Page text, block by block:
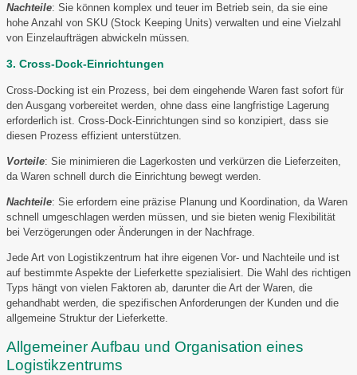
Nachteile: Sie können komplex und teuer im Betrieb sein, da sie eine
hohe Anzahl von SKU (Stock Keeping Units) verwalten und eine Vielzahl
von Einzelaufträgen abwickeln müssen.
3. Cross-Dock-Einrichtungen
Cross-Docking ist ein Prozess, bei dem eingehende Waren fast sofort für
den Ausgang vorbereitet werden, ohne dass eine langfristige Lagerung
erforderlich ist. Cross-Dock-Einrichtungen sind so konzipiert, dass sie
diesen Prozess effizient unterstützen.
Vorteile: Sie minimieren die Lagerkosten und verkürzen die Lieferzeiten,
da Waren schnell durch die Einrichtung bewegt werden.
Nachteile: Sie erfordern eine präzise Planung und Koordination, da Waren
schnell umgeschlagen werden müssen, und sie bieten wenig Flexibilität
bei Verzögerungen oder Änderungen in der Nachfrage.
Jede Art von Logistikzentrum hat ihre eigenen Vor- und Nachteile und ist
auf bestimmte Aspekte der Lieferkette spezialisiert. Die Wahl des richtigen
Typs hängt von vielen Faktoren ab, darunter die Art der Waren, die
gehandhabt werden, die spezifischen Anforderungen der Kunden und die
allgemeine Struktur der Lieferkette.
Allgemeiner Aufbau und Organisation eines
Logistikzentrums